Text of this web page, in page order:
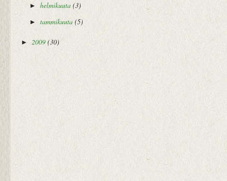
► helmikuuta (3)
► tammikuuta (5)
► 2009 (30)